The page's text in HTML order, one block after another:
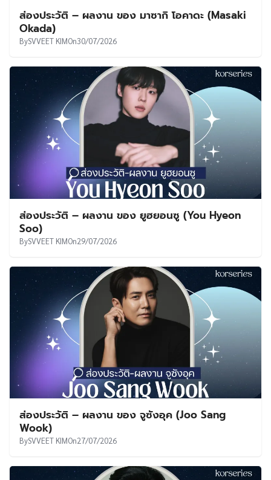
ส่องประวัติ – ผลงาน ของ มาซากิ โอคาดะ (Masaki
Okada)
BySVVEET KIMOn30/07/2026
ส่องประวัติ – ผลงาน ของ ยูฮยอนซู (You Hyeon
Soo)
BySVVEET KIMOn29/07/2026
ส่องประวัติ – ผลงาน ของ จูซังอุค (Joo Sang
Wook)
BySVVEET KIMOn27/07/2026